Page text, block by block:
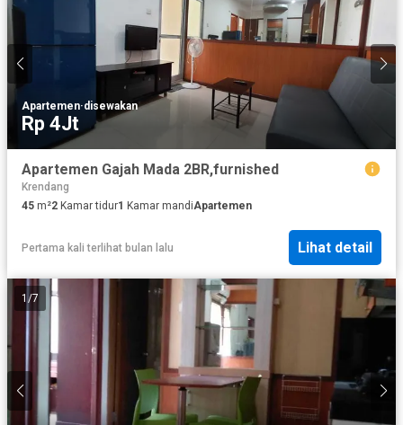
Apartemen·disewakan
Rp 4Jt
Apartemen Gajah Mada 2BR,furnished
Krendang
45 m²2 Kamar tidur1 Kamar mandiApartemen
Pertama kali terlihat bulan lalu Lihat detail
1 /7